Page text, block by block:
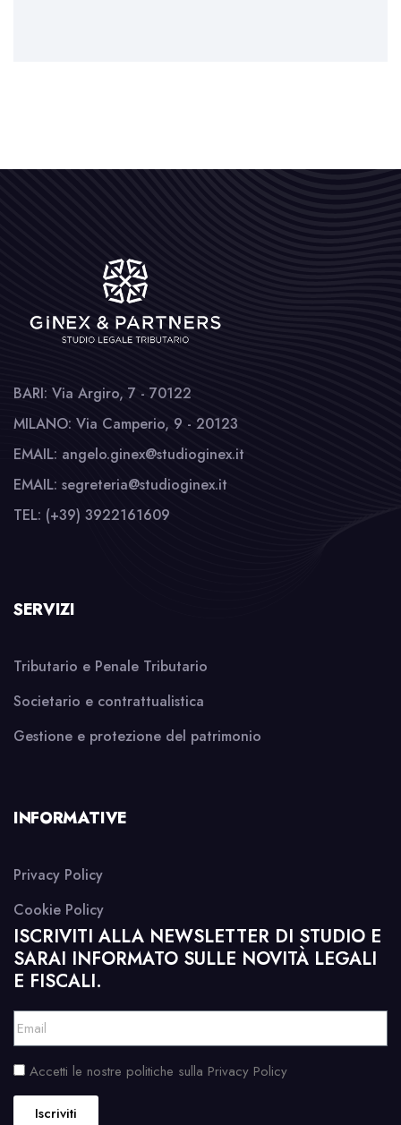
BARI: Via Argiro, 7 - 70122
MILANO: Via Camperio, 9 - 20123
EMAIL: angelo.ginex@studioginex.it
EMAIL: segreteria@studioginex.it
TEL: (+39) 3922161609
SERVIZI
Tributario e Penale Tributario
Societario e contrattualistica
Gestione e protezione del patrimonio
INFORMATIVE
Privacy Policy
Cookie Policy
ISCRIVITI ALLA NEWSLETTER DI STUDIO E
SARAI INFORMATO SULLE NOVITÀ LEGALI
E FISCALI.
Accetti le nostre politiche sulla Privacy Policy
Iscriviti